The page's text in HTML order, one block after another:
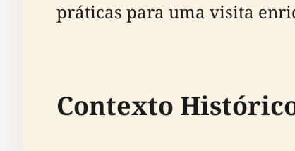
práticas para uma visita
Contexto